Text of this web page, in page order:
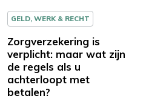
GELD, WERK & RECHT
Zorgverzekering is
verplicht: maar wat zijn
de regels als u
achterloopt met
betalen?